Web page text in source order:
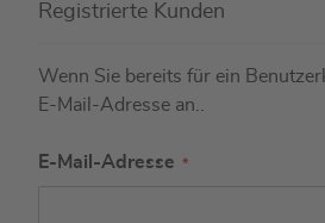
Registrierte Kunden
Wenn Sie bereits für ein
E-Mail-Adresse an..
E-Mail-Adresse